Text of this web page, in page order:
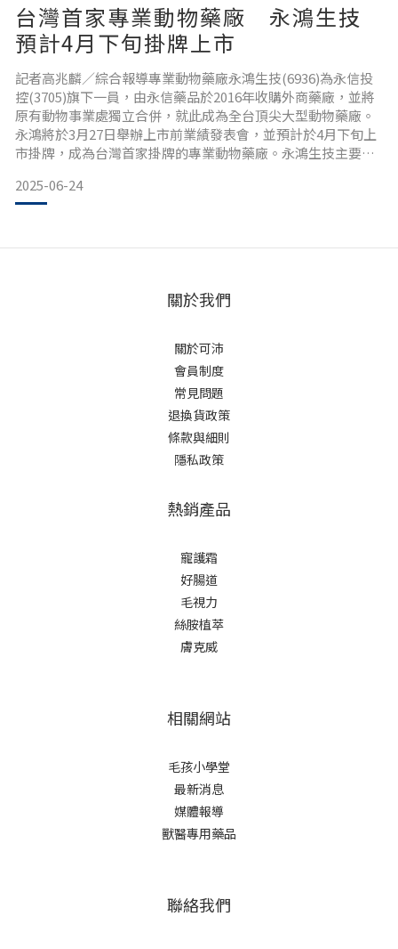
台灣首家專業動物藥廠 永鴻生技
預計4月下旬掛牌上市
記者高兆麟／綜合報導專業動物藥廠永鴻生技(6936)為永信投
控(3705)旗下一員，由永信藥品於2016年收購外商藥廠，並將
原有動物事業處獨立合併，就此成為全台頂尖大型動物藥廠。
永鴻將於3月27日舉辦上市前業績發表會，並預計於4月下旬上
市掛牌，成為台灣首家掛牌的專業動物藥廠。永鴻生技主要從
內動物產品許可證，產品分為四大類：治療性藥品、含藥飼料
添加劑、非含藥飼料添加劑及寵物用藥與保健品。永鴻生技
2025-06-24
關於我們
關於可沛
會員制度
常見問題
退換貨政策
條款與細則
隱私政策
熱銷產品
寵護霜
好腸道
毛視力
絲胺植萃
膚克威
相關網站
毛孩小學堂
最新消息
媒體報導
獸醫專用藥品
聯絡我們